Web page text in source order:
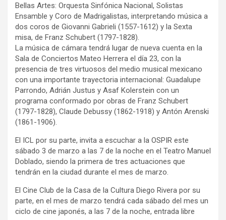
Bellas Artes: Orquesta Sinfónica Nacional, Solistas
Ensamble y Coro de Madrigalistas, interpretando música a
dos coros de Giovanni Gabrieli (1557-1612) y la Sexta
misa, de Franz Schubert (1797-1828).
La música de cámara tendrá lugar de nueva cuenta en la
Sala de Conciertos Mateo Herrera el día 23, con la
presencia de tres virtuosos del medio musical mexicano
con una importante trayectoria internacional: Guadalupe
Parrondo, Adrián Justus y Asaf Kolerstein con un
programa conformado por obras de Franz Schubert
(1797-1828), Claude Debussy (1862-1918) y Antón Arenski
(1861-1906).
El ICL por su parte, invita a escuchar a la OSPIR este
sábado 3 de marzo a las 7 de la noche en el Teatro Manuel
Doblado, siendo la primera de tres actuaciones que
tendrán en la ciudad durante el mes de marzo.
El Cine Club de la Casa de la Cultura Diego Rivera por su
parte, en el mes de marzo tendrá cada sábado del mes un
ciclo de cine japonés, a las 7 de la noche, entrada libre